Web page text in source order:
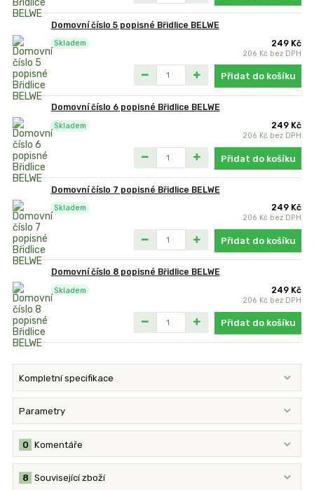
Domovní číslo 5 popisné Břidlice BELWE
249 Kč
206 Kč bez DPH
Skladem
Přidat do košíku
Domovní číslo 6 popisné Břidlice BELWE
249 Kč
206 Kč bez DPH
Skladem
Přidat do košíku
Domovní číslo 7 popisné Břidlice BELWE
249 Kč
206 Kč bez DPH
Skladem
Přidat do košíku
Domovní číslo 8 popisné Břidlice BELWE
249 Kč
206 Kč bez DPH
Skladem
Přidat do košíku
Kompletní specifikace
Parametry
Komentáře
0
Související zboží
8